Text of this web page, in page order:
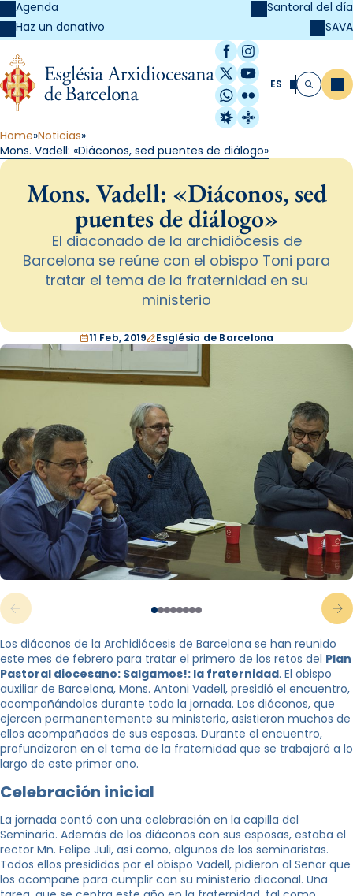
Agenda
Haz un donativo
Santoral del día
SAVA
Facebook
Instagram
X / Twitter
YouTube
WhatsApp
Flickr
Radio Estel
Catalunya
ES Buscar
Home Noticias
Mons. Vadell: «Diáconos, sed puentes de diálogo»
Mons. Vadell: «Diáconos, sed
puentes de diálogo»
El diaconado de la archidiócesis de
Barcelona se reúne con el obispo Toni para
tratar el tema de la fraternidad en su
ministerio
11 Feb, 2019 Església de Barcelona
Los diáconos de la Archidiócesis de Barcelona se han reunido
este mes de febrero para tratar el primero de los retos del Plan
Pastoral diocesano: Salgamos!: la fraternidad. El obispo
auxiliar de Barcelona, ​​Mons. Antoni Vadell, presidió el encuentro,
acompañándolos durante toda la jornada. Los diáconos, que
ejercen permanentemente su ministerio, asistieron muchos de
ellos acompañados de sus esposas. Durante el encuentro,
profundizaron en el tema de la fraternidad que se trabajará a lo
largo de este primer año.
Celebración inicial
La jornada contó con una celebración en la capilla del
Seminario. Además de los diáconos con sus esposas, estaba el
rector Mn. Felipe Juli, así como, algunos de los seminaristas.
Todos ellos presididos por el obispo Vadell, pidieron al Señor que
los acompañe para cumplir con su ministerio diaconal. Una